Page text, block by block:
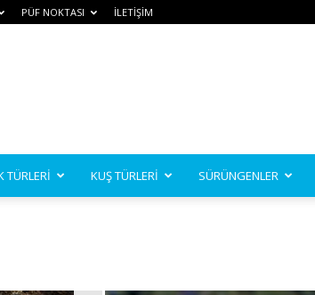
PÜF NOKTASI İLETİŞİM
TÜRLERİ KUŞ TÜRLERİ SÜRÜNGENLER